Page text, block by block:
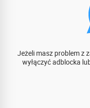
Jeżeli masz problem z
wyłączyć adblocka